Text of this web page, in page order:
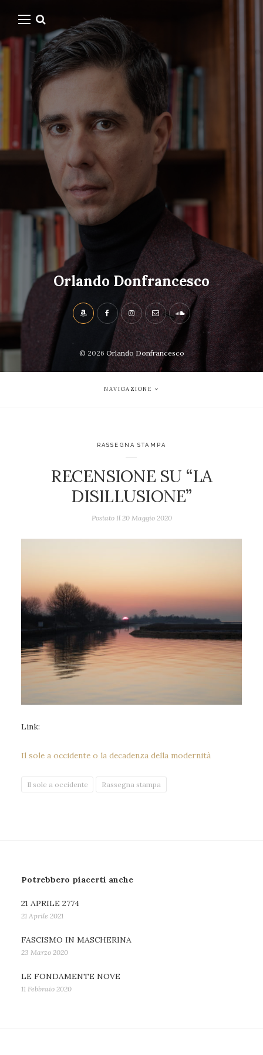
Orlando Donfrancesco
© 2026 Orlando Donfrancesco
NAVIGAZIONE
RASSEGNA STAMPA
RECENSIONE SU “LA
DISILLUSIONE”
Postato Il 20 Maggio 2020
Link:
Il sole a occidente o la decadenza della modernità
Il sole a occidente Rassegna stampa
Potrebbero piacerti anche
21 APRILE 2774
21 Aprile 2021
FASCISMO IN MASCHERINA
23 Marzo 2020
LE FONDAMENTE NOVE
11 Febbraio 2020